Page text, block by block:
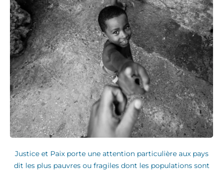
Justice et Paix porte une attention particulière aux pays
dit les plus pauvres ou fragiles dont les populations sont